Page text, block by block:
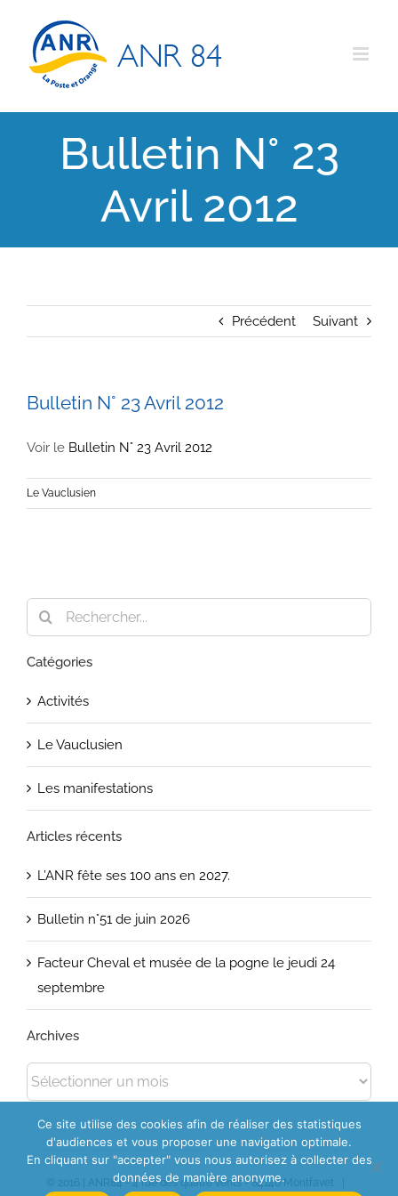
contenu
Bulletin N° 23
Avril 2012
Précédent Suivant
Bulletin N° 23 Avril 2012
Voir le Bulletin N° 23 Avril 2012
Le Vauclusien
Rechercher:
Catégories
Activités
Le Vauclusien
Les manifestations
Articles récents
L’ANR fête ses 100 ans en 2027.
Bulletin n°51 de juin 2026
Facteur Cheval et musée de la pogne le jeudi 24
septembre
Archives
Archives
© 2016 | ANR84 - 4 rue des quatre vents - 84140 Montfavet |
Ce site utilise des cookies afin de réaliser des statistiques
d'audiences et vous proposer une navigation optimale.
En cliquant sur "accepter" vous nous autorisez à collecter des
données de manière anonyme.